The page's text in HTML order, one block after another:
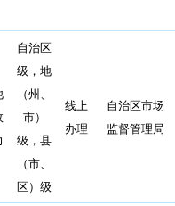
自治区
级，地
（州、
市）
级，县
（市、
区）级
线上
办理
自治区市场
监督管理局